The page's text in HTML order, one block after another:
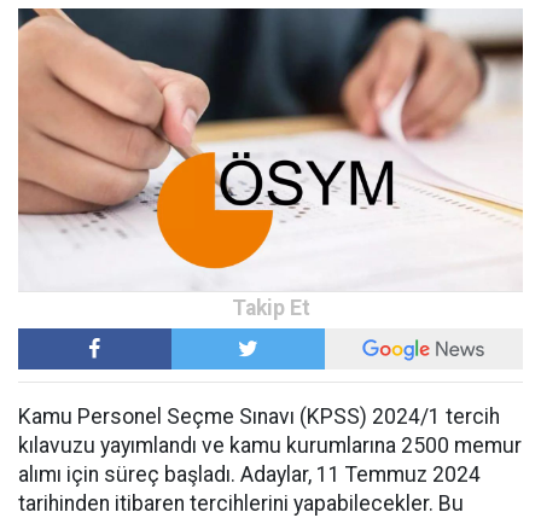
Kamu Personel Seçme Sınavı (KPSS) 2024/1 tercih
kılavuzu yayımlandı ve kamu kurumlarına 2500 memur
alımı için süreç başladı. Adaylar, 11 Temmuz 2024
tarihinden itibaren tercihlerini yapabilecekler. Bu